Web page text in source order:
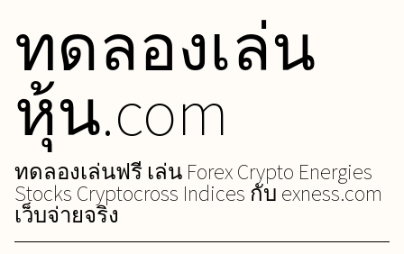
to
content
ทดลองเล่น
หุ้น.com
ทดลองเล่นฟรี เล่น Forex Crypto Energies
Stocks Cryptocross Indices กับ exness.com
เว็บจ่ายจริง